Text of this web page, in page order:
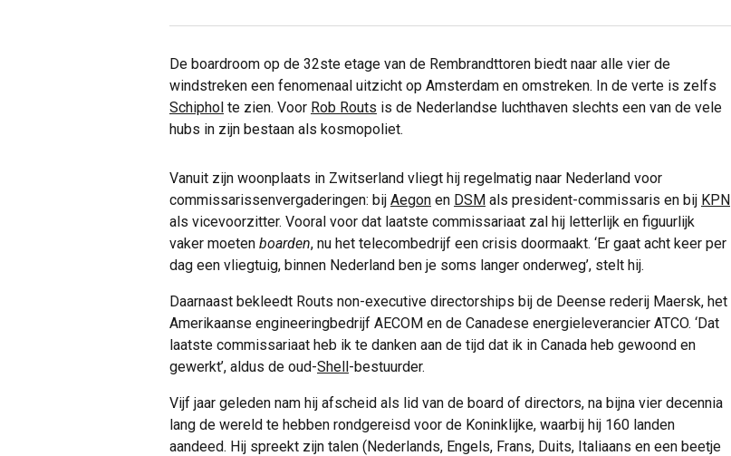
De boardroom op de 32ste etage van de Rembrandttoren biedt naar alle vier de
windstreken een fenomenaal uitzicht op Amsterdam en omstreken. In de verte is zelfs
Schiphol te zien. Voor Rob Routs is de Nederlandse luchthaven slechts een van de vele
hubs in zijn bestaan als kosmopoliet.
Vanuit zijn woonplaats in Zwitserland vliegt hij regelmatig naar Nederland voor
commissarissenvergaderingen: bij Aegon en DSM als president-commissaris en bij KPN
als vicevoorzitter. Vooral voor dat laatste commissariaat zal hij letterlijk en figuurlijk
vaker moeten boarden, nu het telecombedrijf een crisis doormaakt. ‘Er gaat acht keer per
dag een vliegtuig, binnen Nederland ben je soms langer onderweg’, stelt hij.
Daarnaast bekleedt Routs non-executive directorships bij de Deense rederij Maersk, het
Amerikaanse engineeringbedrijf AECOM en de Canadese energieleverancier ATCO. ‘Dat
laatste commissariaat heb ik te danken aan de tijd dat ik in Canada heb gewoond en
gewerkt’, aldus de oud-Shell-bestuurder.
Vijf jaar geleden nam hij afscheid als lid van de board of directors, na bijna vier decennia
lang de wereld te hebben rondgereisd voor de Koninklijke, waarbij hij 160 landen
aandeed. Hij spreekt zijn talen (Nederlands, Engels, Frans, Duits, Italiaans en een beetje